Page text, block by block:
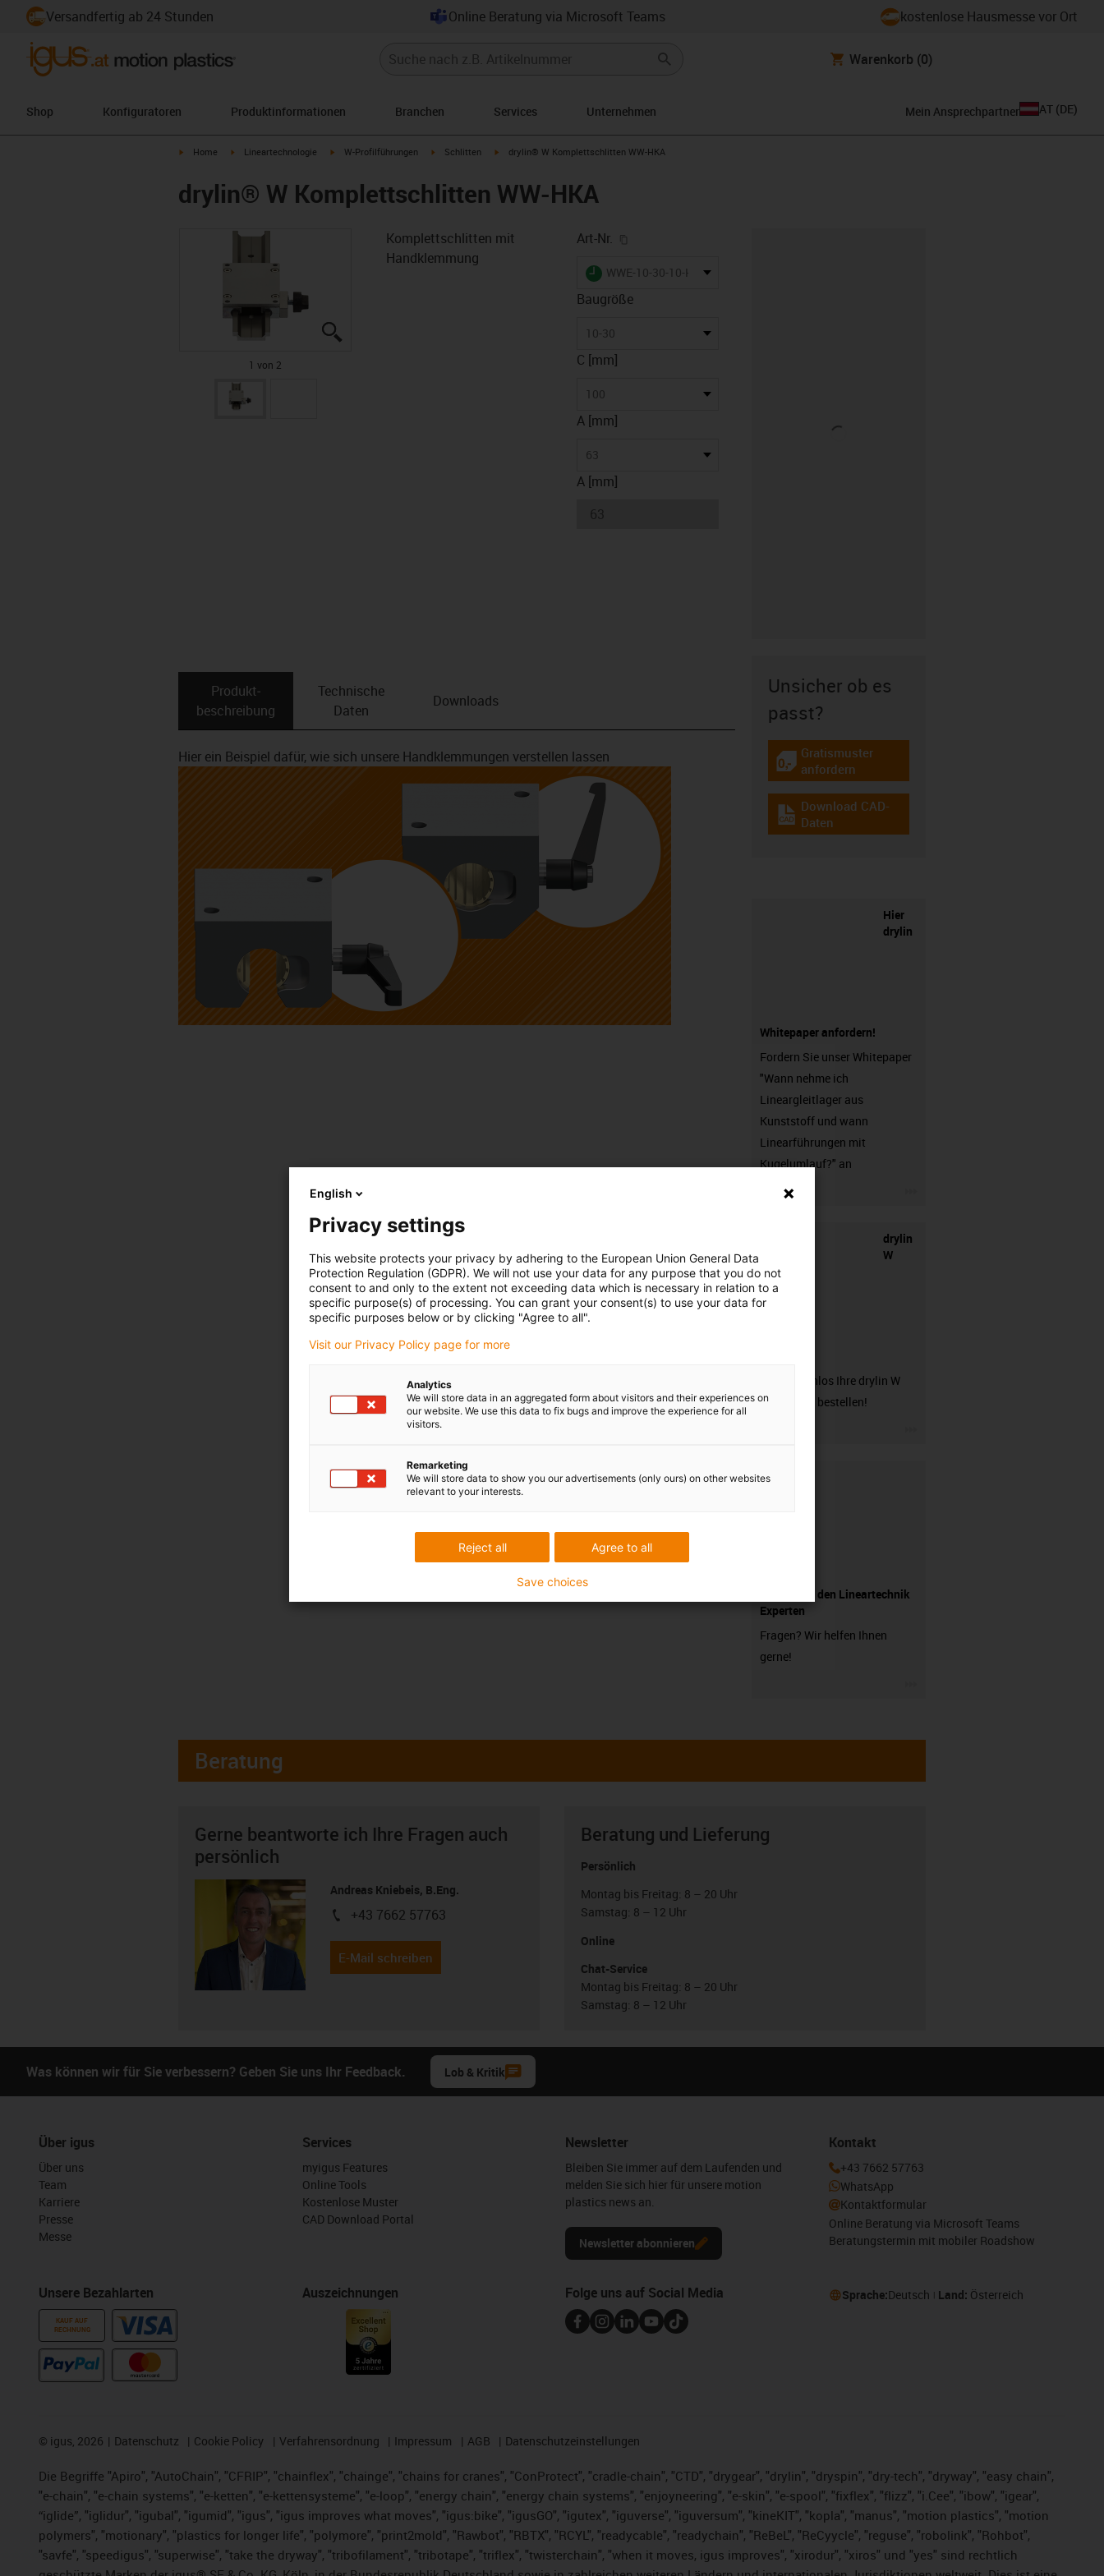
Versandfertig ab 24 Stunden Online Beratung via Microsoft Teams kostenlose Hausmesse vor Ort
Warenkorb (0)
Shop Konfiguratoren Produktinformationen Branchen Services Unternehmen Mein Ansprechpartner AT (DE)
igus-icon-arrow-right
Home igus-icon-arrow-right
Lineartechnologie igus-icon-arrow-right
W-Profilführungen igus-icon-arrow-right
Schlitten igus-icon-arrow-right
drylin® W Komplettschlitten WW-HKA
drylin® W Komplettschlitten WW-HKA
1 von 2
Komplettschlitten mit
Handklemmung
Art-Nr.
igus-icon-lieferzeit
WWE-10-30-10-HKA
Baugröße
10-30
C [mm]
100
A [mm]
63
A [mm]
Produkt­
beschreibung
Technische
Daten
Downloads
Hier ein Beispiel dafür, wie sich unsere Handklemmungen verstellen lassen
Unsicher ob es
passt?
igus-icon-gratismuster
Gratismuster
anfordern
igus-icon-cad-dateien
Download CAD-
Daten
Hier
drylin
Whitepaper anfordern!
Fordern Sie unser Whitepaper
"Wann nehme ich
Lineargleitlager aus
Kunststoff und wann
Linearführungen mit
Kugelumlauf?" an
drylin
W
Hier kostenlos Ihre drylin W
Musterbox bestellen!
Fragen Sie den Lineartechnik
Experten
Fragen? Wir helfen Ihnen
gerne!
Beratung
Gerne beantworte ich Ihre Fragen auch
persönlich
Andreas Kniebeis, B.Eng.
igus-icon-phone
+43 7662 57763
E-Mail schreiben
Beratung und Lieferung
Persönlich
Montag bis Freitag: 8 – 20 Uhr
Samstag: 8 – 12 Uhr
Online
Chat-Service
Montag bis Freitag: 8 – 20 Uhr
Samstag: 8 – 12 Uhr
Was können wir für Sie verbessern? Geben Sie uns Ihr Feedback. Lob & Kritik
Über igus
Über uns
Team
Karriere
Presse
Messe
Unsere Bezahlarten
KAUF AUF
RECHNUNG
Services
myigus Features
Online Tools
Kostenlose Muster
CAD Download Portal
Auszeichnungen
Newsletter
Bleiben Sie immer auf dem Laufenden und
melden Sie sich hier für unsere motion
plastics news an.
Newsletter abonnieren
Kontakt
+43 7662 57763
WhatsApp
Kontaktformular
Online Beratung via Microsoft Teams
Beratungstermin mit mobiler Roadshow
Folge uns auf Social Media Sprache:Deutsch Land: Österreich
© igus, 2026 Datenschutz Cookie Policy Verfahrensordnung Impressum AGB Datenschutzeinstellungen
Die Begriffe "Apiro", "AutoChain", "CFRIP", "chainflex", "chainge", "chains for cranes", "ConProtect", "cradle-chain", "CTD", "drygear", "drylin", "dryspin", "dry-tech", "dryway", "easy chain",
"e-chain", "e-chain systems", "e-ketten", "e-kettensysteme", "e-loop", "energy chain", "energy chain systems", "enjoyneering", "e-skin", "e-spool", "fixflex", "flizz", "i.Cee", "ibow", "igear",
“iglide”, "iglidur", "igubal", "igumid", "igus", "igus improves what moves", "igus:bike", "igusGO", "igutex", "iguverse", "iguversum", "kineKIT", "kopla", "manus", "motion plastics", "motion
polymers", "motionary", "plastics for longer life", "polymore", "print2mold", "Rawbot", "RBTX", "RCYL", "readycable", "readychain", "ReBeL", "ReCyycle", "reguse", "robolink", "Rohbot",
"savfe", "speedigus", "superwise", "take the dryway", "tribofilament", "tribotape", "triflex", "twisterchain", "when it moves, igus improves", "xirodur", "xiros" und "yes" sind rechtlich
English
Privacy settings
This website protects your privacy by adhering to the European Union General Data
Protection Regulation (GDPR). We will not use your data for any purpose that you do not
consent to and only to the extent not exceeding data which is necessary in relation to a
specific purpose(s) of processing. You can grant your consent(s) to use your data for
specific purposes below or by clicking "Agree to all".
Visit our Privacy Policy page for more
Analytics
We will store data in an aggregated form about visitors and their experiences on
our website. We use this data to fix bugs and improve the experience for all
visitors.
Remarketing
We will store data to show you our advertisements (only ours) on other websites
relevant to your interests.
Agree to all
Reject all
Save choices